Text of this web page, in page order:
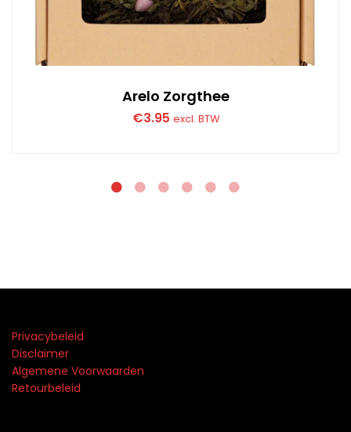
Arelo Zorgthee
€3.95 excl. BTW
Privacybeleid
Disclaimer
Algemene Voorwaarden
Retourbeleid